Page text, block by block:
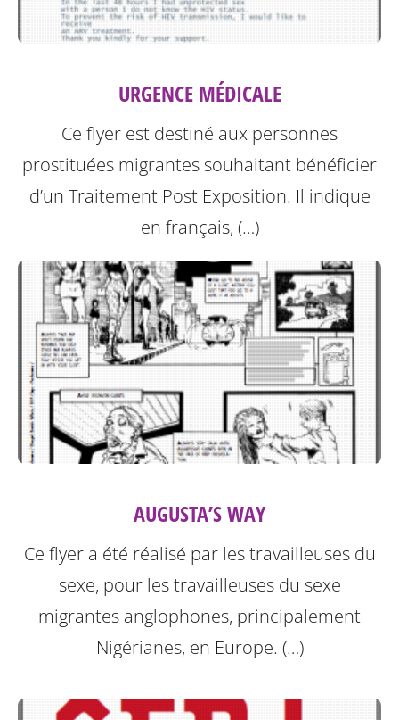
URGENCE MÉDICALE
Ce flyer est destiné aux personnes
prostituées migrantes souhaitant bénéficier
d’un Traitement Post Exposition. Il indique
en français, (…)
AUGUSTA’S WAY
Ce flyer a été réalisé par les travailleuses du
sexe, pour les travailleuses du sexe
migrantes anglophones, principalement
Nigérianes, en Europe. (…)